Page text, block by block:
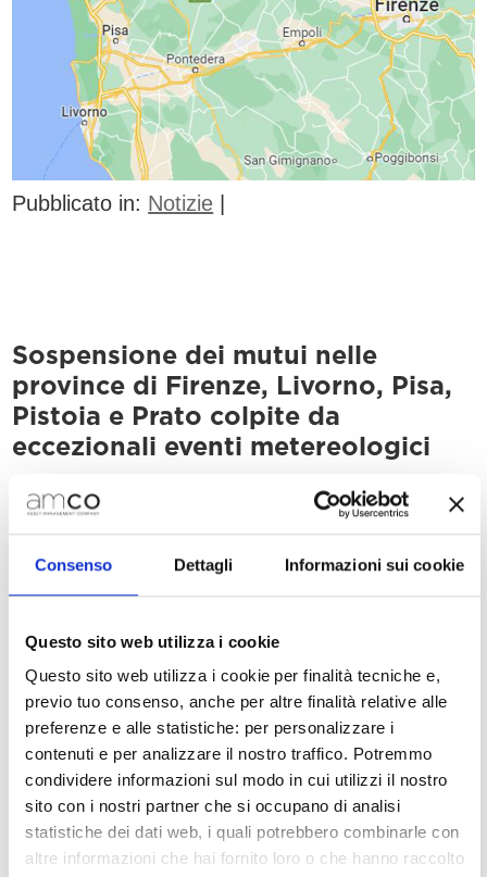
Consenso Dettagli Informazioni sui cookie
Questo sito web utilizza i cookie
Questo sito web utilizza i cookie per finalità tecniche e,
previo tuo consenso, anche per altre finalità relative alle
preferenze e alle statistiche: per personalizzare i
contenuti e per analizzare il nostro traffico. Potremmo
condividere informazioni sul modo in cui utilizzi il nostro
sito con i nostri partner che si occupano di analisi
statistiche dei dati web, i quali potrebbero combinarle con
altre informazioni che hai fornito loro o che hanno raccolto
Pubblicato in: Notizie
Sospensione dei mutui nelle
province di Firenze, Livorno, Pisa,
Pistoia e Prato colpite da
eccezionali eventi metereologici
A seguito delle condizioni meteorologiche
avverse che hanno colpito le province
diFirenze, Livorno, Pisa, Pistoia e Prato,
Presidenza del Consiglio dei Ministri –
Dipartimento della Protezione Civile – ha
emanatol’Ordinanza n.1037 del 5 novembre